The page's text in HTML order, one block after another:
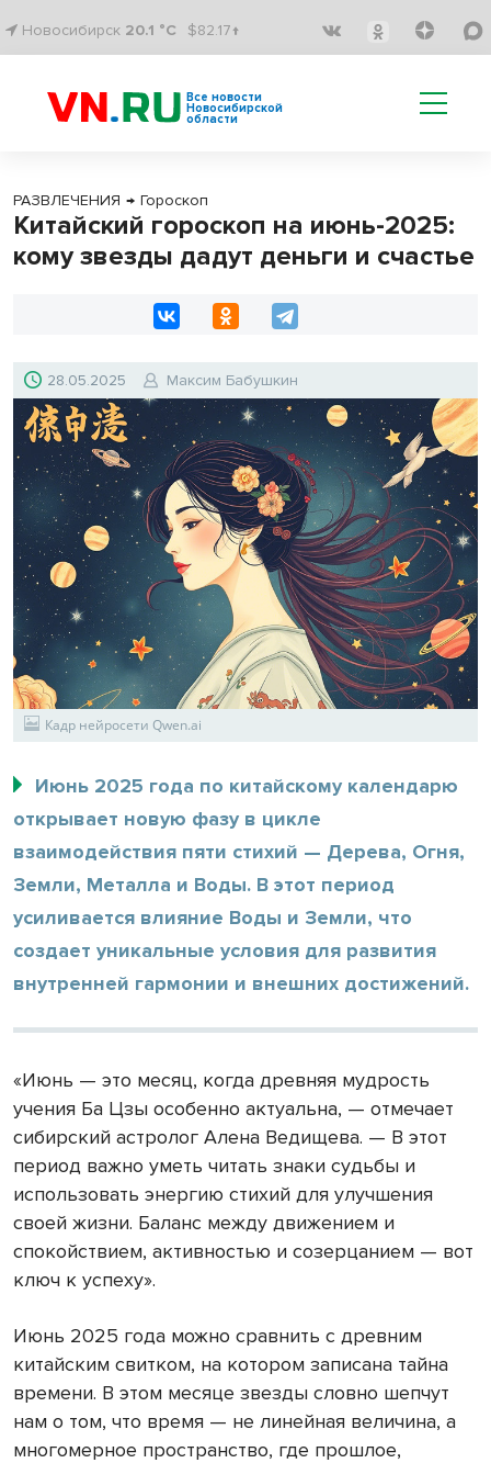
Новосибирск 20.1 °C $82.17↑
Все новости
Новосибирской
области
РАЗВЛЕЧЕНИЯ → Гороскоп
Китайский гороскоп на июнь-2025:
кому звезды дадут деньги и счастье
28.05.2025 Максим Бабушкин
Кадр нейросети Qwen.ai
Июнь 2025 года по китайскому календарю
открывает новую фазу в цикле
взаимодействия пяти стихий — Дерева, Огня,
Земли, Металла и Воды. В этот период
усиливается влияние Воды и Земли, что
создает уникальные условия для развития
внутренней гармонии и внешних достижений.
«Июнь — это месяц, когда древняя мудрость
учения Ба Цзы особенно актуальна, — отмечает
сибирский астролог Алена Ведищева. — В этот
период важно уметь читать знаки судьбы и
использовать энергию стихий для улучшения
своей жизни. Баланс между движением и
спокойствием, активностью и созерцанием — вот
ключ к успеху».
Июнь 2025 года можно сравнить с древним
китайским свитком, на котором записана тайна
времени. В этом месяце звезды словно шепчут
нам о том, что время — не линейная величина, а
многомерное пространство, где прошлое,